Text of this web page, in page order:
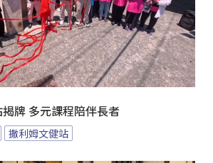
牌 多元課程陪伴長者
撒利姆文健站